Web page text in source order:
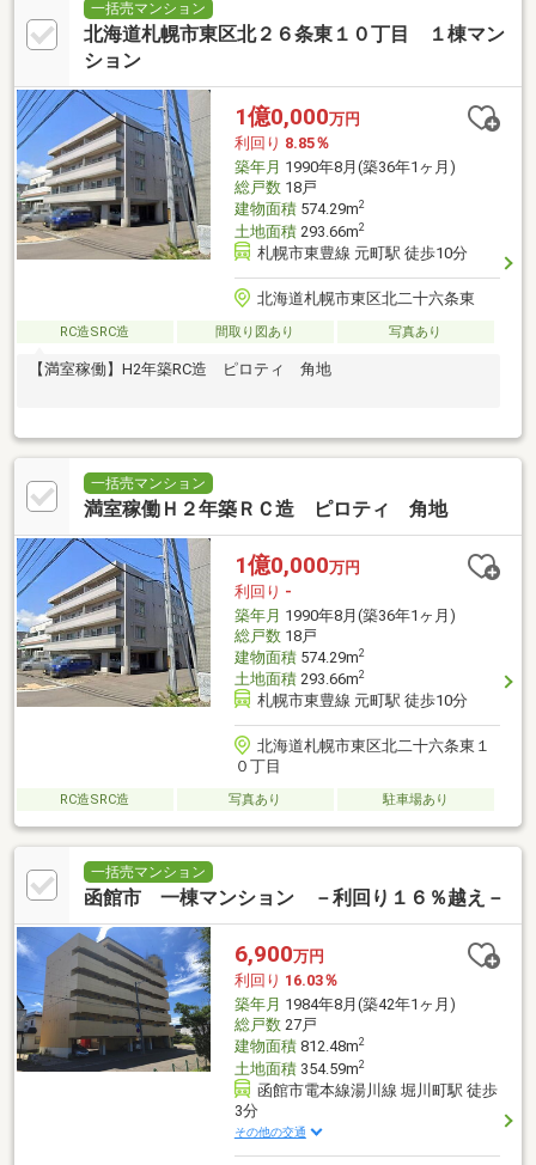
一括売マンション
北海道札幌市東区北２６条東１０丁目 １棟マン
ション
1億0,000万円
利回り 8.85％
築年月 1990年8月(築36年1ヶ月)
総戸数18戸
建物面積574.29m2
土地面積293.66m2
札幌市東豊線 元町駅 徒歩10分
北海道札幌市東区北二十六条東
RC造SRC造 間取り図あり 写真あり
【満室稼働】H2年築RC造 ピロティ 角地
一括売マンション
満室稼働Ｈ２年築ＲＣ造 ピロティ 角地
1億0,000万円
利回り -
築年月 1990年8月(築36年1ヶ月)
総戸数18戸
建物面積574.29m2
土地面積293.66m2
札幌市東豊線 元町駅 徒歩10分
北海道札幌市東区北二十六条東１
０丁目
RC造SRC造 写真あり 駐車場あり
一括売マンション
函館市 一棟マンション －利回り１６％越え－
6,900万円
利回り 16.03％
築年月 1984年8月(築42年1ヶ月)
総戸数27戸
建物面積812.48m2
土地面積354.59m2
函館市電本線湯川線 堀川町駅 徒歩
3分
その他の交通